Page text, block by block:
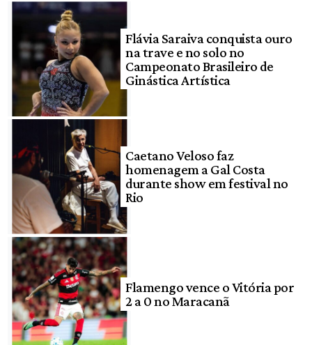
Flávia Saraiva conquista ouro
na trave e no solo no
Campeonato Brasileiro de
Ginástica Artística
Caetano Veloso faz
homenagem a Gal Costa
durante show em festival no
Rio
Flamengo vence o Vitória por
2 a 0 no Maracanã